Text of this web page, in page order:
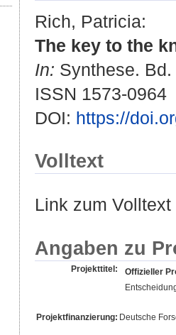
Rich, Patricia:
The key to the
In: Synthese.
ISSN 1573-0964
DOI: https://
Volltext
Link zum
Angaben zu
Projekttitel:
Offizieller
Projektfinanzierung: Deutsche